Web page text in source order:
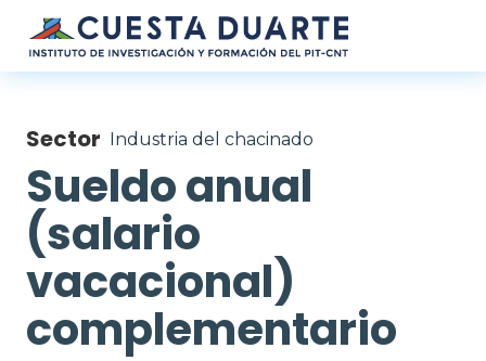
Pasar al contenido principal
Sector Industria del chacinado
Sueldo anual
(salario
vacacional)
complementario